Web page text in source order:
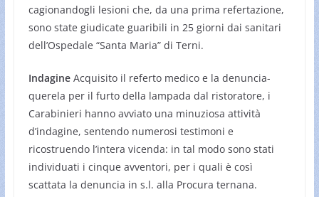
cagionandogli lesioni che, da una prima refertazione,
sono state giudicate guaribili in 25 giorni dai sanitari
dell’Ospedale “Santa Maria” di Terni.
IndagineAcquisito il referto medico e la denuncia-
querela per il furto della lampada dal ristoratore, i
Carabinieri hanno avviato una minuziosa attività
d’indagine, sentendo numerosi testimoni e
ricostruendo l’intera vicenda: in tal modo sono stati
individuati i cinque avventori, per i quali è così
scattata la denuncia in s.l. alla Procura ternana.